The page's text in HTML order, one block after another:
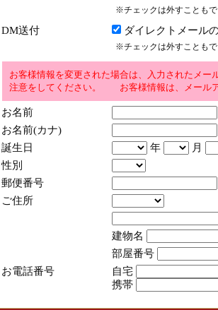
※チェックは外すことも
DM送付 ダイレクトメール
※チェックは外すことも
お客様情報を変更された場合は、入力されたメ
注意をしてください。 お客様情報は、メール
お名前
お名前(カナ)
誕生日
年
月
性別
郵便番号
ご住所
建物名
部屋番号
お電話番号
自宅
携帯